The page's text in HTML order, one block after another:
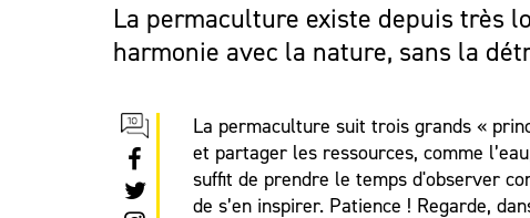
La permaculture existe depuis très
harmonie avec la nature, sans la
La permaculture suit trois grands «
et partager les ressources, comme
suffit de prendre le temps d'observer
de s’en inspirer. Patience ! Regarde,